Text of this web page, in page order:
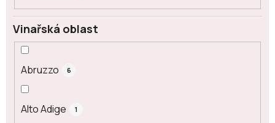
Vinařská oblast
Abruzzo 6
Alto Adige 1